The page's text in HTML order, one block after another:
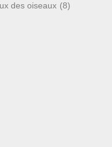
des oiseaux (8)